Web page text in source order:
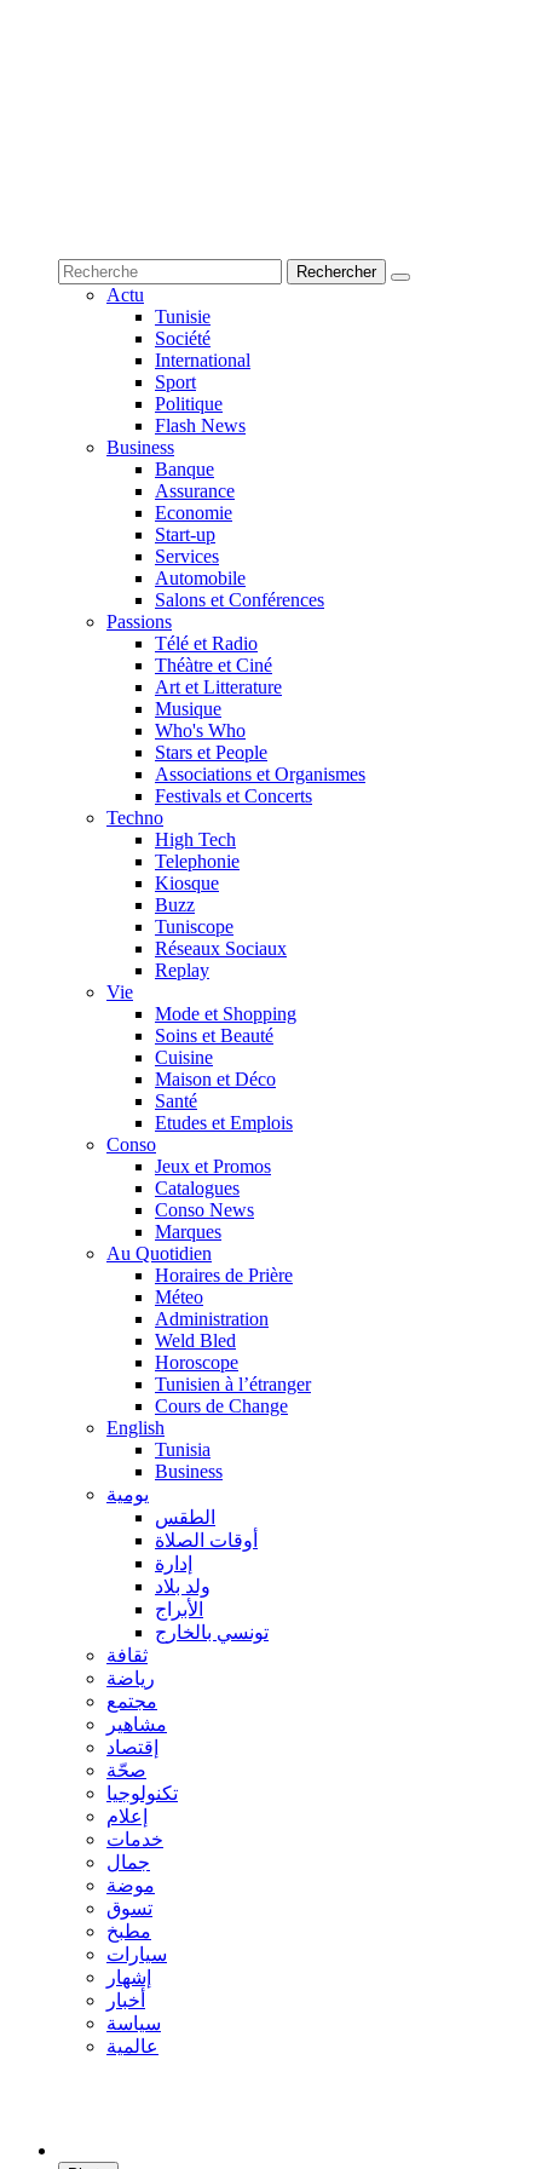
Actu
Tunisie
Société
International
Sport
Politique
Flash News
Business
Banque
Assurance
Economie
Start-up
Services
Automobile
Salons et Conférences
Passions
Télé et Radio
Théàtre et Ciné
Art et Litterature
Musique
Who's Who
Stars et People
Associations et Organismes
Festivals et Concerts
Techno
High Tech
Telephonie
Kiosque
Buzz
Tuniscope
Réseaux Sociaux
Replay
Vie
Mode et Shopping
Soins et Beauté
Cuisine
Maison et Déco
Santé
Etudes et Emplois
Conso
Jeux et Promos
Catalogues
Conso News
Marques
Au Quotidien
Horaires de Prière
Méteo
Administration
Weld Bled
Horoscope
Tunisien à l’étranger
Cours de Change
English
Tunisia
Business
يومية
الطقس
أوقات الصلاة
إدارة
ولد بلاد
الأبراج
تونسي بالخارج
ثقافة
رياضة
مجتمع
مشاهير
إقتصاد
صحّة
تكنولوجيا
إعلام
خدمات
جمال
موضة
تسوق
مطبخ
سيارات
إشهار
أخبار
سياسة
عالمية